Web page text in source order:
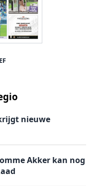
nieuwe
Akker kan nog